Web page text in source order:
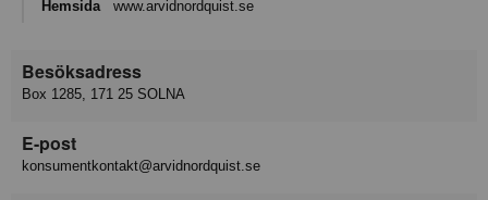
Hemsida
www.arvidnordquist.se
Besöksadress
Box 1285, 171 25 SOLNA
E-post
konsumentkontakt@arvidnordquist.se